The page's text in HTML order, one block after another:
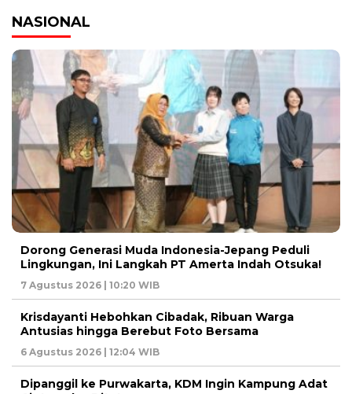
NASIONAL
Dorong Generasi Muda Indonesia-Jepang Peduli
Lingkungan, Ini Langkah PT Amerta Indah Otsuka!
7 Agustus 2026 | 10:20 WIB
Krisdayanti Hebohkan Cibadak, Ribuan Warga
Antusias hingga Berebut Foto Bersama
6 Agustus 2026 | 12:04 WIB
Dipanggil ke Purwakarta, KDM Ingin Kampung Adat